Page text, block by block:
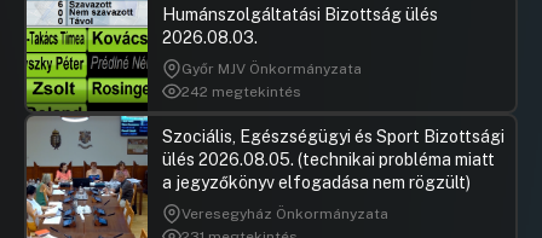
HozzászólásokUgrás a napirendi pontra
19.Javaslat a Fővárosi Önkormányzat
fenntartásában lévő idősek otthonai és a
BMSZKI alapító okiratának módosítására,
Javaslat a kulturális és köznevelési ágazatba
tartozó egyes költségvetési szervek alapító
okiratainak módosítására, Javaslat a Fővárosi
Önkormányzati Rendészeti Igazgatóság
alapító okiratának módosítására
UGRÁS A NAPIREND ELEJÉRE
Humánszolgáltatási Bizottság ülés
2026.08.03.
Győr MJV Önkormányzata
242 megtekintés
Szociális, Egészségügyi és Sport Bizottsági
ülés 2026.08.05. (technikai probléma miatt
a jegyzőkönyv elfogadása nem rögzült)
Veresegyház Önkormányzata